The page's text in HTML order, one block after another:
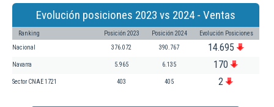
Evolución posiciones 2023 vs 2024 - Ventas
Ranking Posición 2023 Posición 2024 Evolución Posiciones
Nacional 376.072 390.767 14.695
Navarra 5.965 6.135 170
Sector CNAE 1721 403 405 2